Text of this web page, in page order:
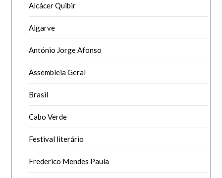
Alcácer Quibir
Algarve
António Jorge Afonso
Assembleia Geral
Brasil
Cabo Verde
Festival literário
Frederico Mendes Paula